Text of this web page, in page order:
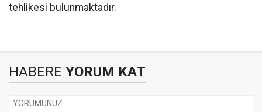
tehlikesi bulunmaktadır.
HABERE YORUM KAT